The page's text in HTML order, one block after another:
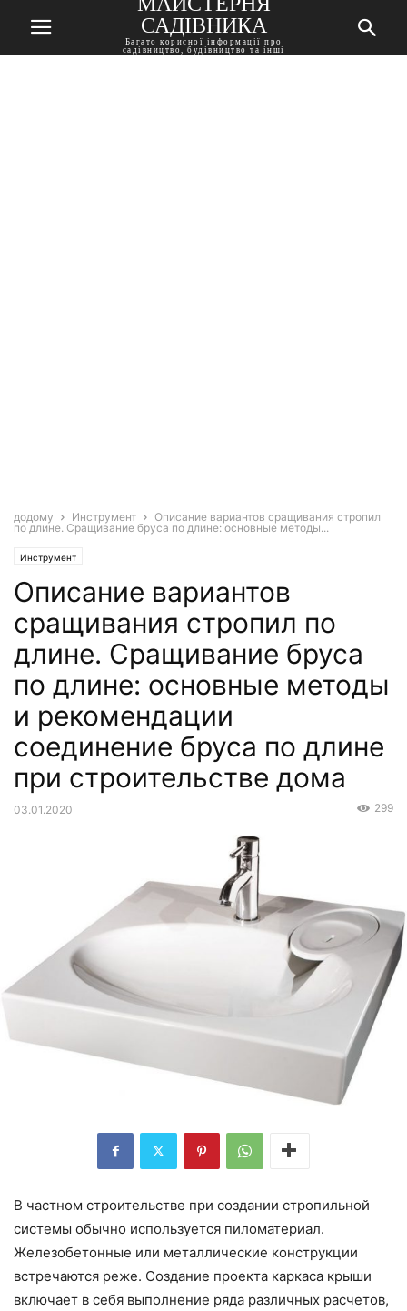
САДІВНИКА
Багато корисної інформації про
садівництво, будівництво та інші
додому Инструмент
Описание вариантов сращивания стропил
по длине. Сращивание бруса по длине: основные методы...
Инструмент
Описание вариантов
сращивания стропил по
длине. Сращивание бруса
по длине: основные методы
и рекомендации
соединение бруса по длине
при строительстве дома
03.01.2020 299
В частном строительстве при создании стропильной
системы обычно используется пиломатериал.
Железобетонные или металлические конструкции
встречаются реже. Создание проекта каркаса крыши
включает в себя выполнение ряда различных расчетов,